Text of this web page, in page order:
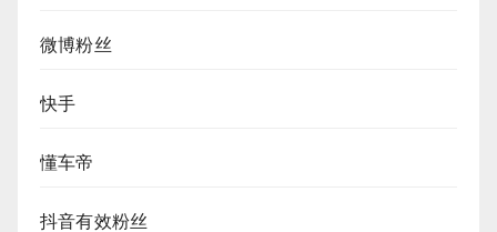
微博粉丝
快手
懂车帝
抖音有效粉丝